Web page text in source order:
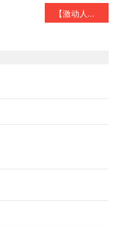
【激动人心！揭秘足坛经典逆转比赛背后的不败神话】